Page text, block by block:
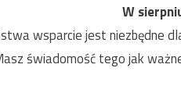
W
wsparcie jest niezbędne
świadomość tego jak